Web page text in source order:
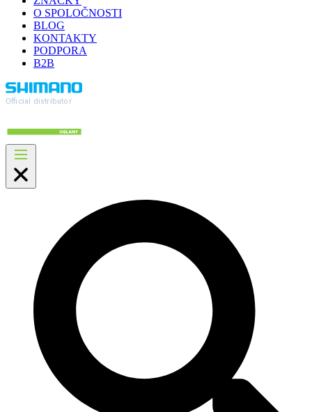
O SPOLOČNOSTI
BLOG
KONTAKTY
PODPORA
B2B
Official distributor